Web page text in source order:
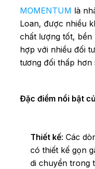
MOMENTUM là
Loan, được nhiều
chất lượng tốt, bền
hợp với nhiều đối
tương đối thấp hơn
Đặc điểm nổi bật
Thiết kế: Các
có thiết kế gọn
di chuyển trong